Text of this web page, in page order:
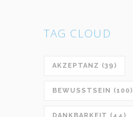
TAG CLOUD
AKZEPTANZ (39)
BEWUSSTSEIN (100)